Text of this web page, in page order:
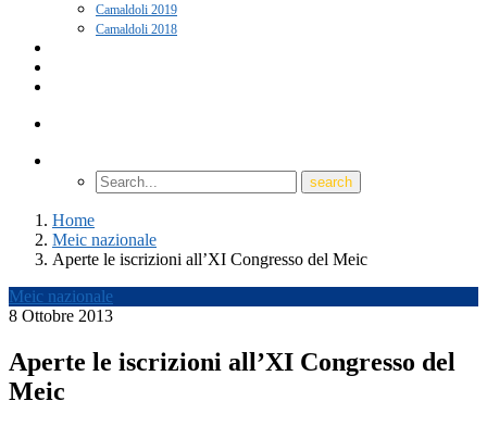
Camaldoli 2019
Camaldoli 2018
Home
Meic nazionale
Aperte le iscrizioni all’XI Congresso del Meic
Meic nazionale
8 Ottobre 2013
Aperte le iscrizioni all’XI Congresso del
Meic